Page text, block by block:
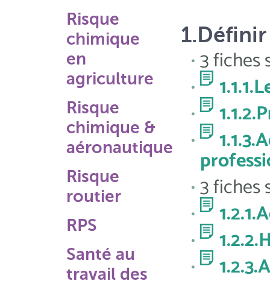
Risque
chimique
en
agriculture
Risque
chimique &
aéronautique
Risque
routier
RPS
Santé au
travail des
3 fiches
3 fiches